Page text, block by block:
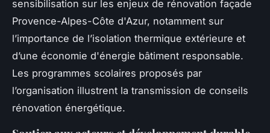
sensibilisation sur les enjeux de rénovation façade
Provence-Alpes-Côte d'Azur, notamment sur
l’importance de l’isolation thermique extérieure et
d’une économie d'énergie bâtiment responsable.
Les programmes scolaires proposés par
l’organisation illustrent la transmission de conseils
rénovation énergétique.